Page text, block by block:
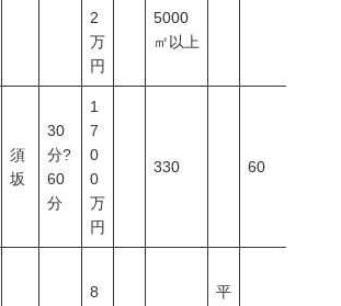
2
万
円
5000
㎡以上
須
坂
30
分?
60
分
1
7
0
0
万
円
330 60
8
平